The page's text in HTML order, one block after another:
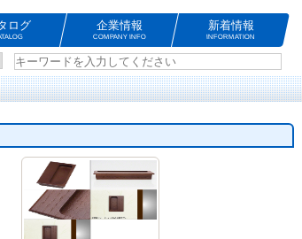
ログ 企業情報
COMPANY INFO
新着情報
INFORMATION